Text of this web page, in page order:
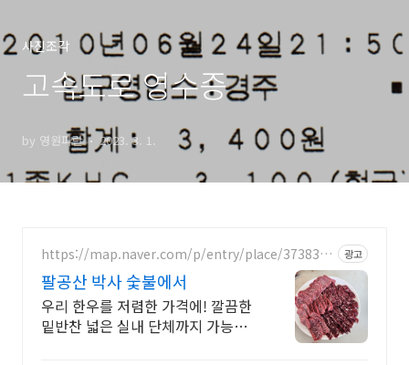
사진조각
고속도로 영수증
by 영원파란 2023. 3. 1.
https://map.naver.com/p/entry/place/3738356
광고
팔공산 박사 숯불에서
우리 한우를 저렴한 가격에! 깔끔한
밑반찬 넓은 실내 단체까지 가능한